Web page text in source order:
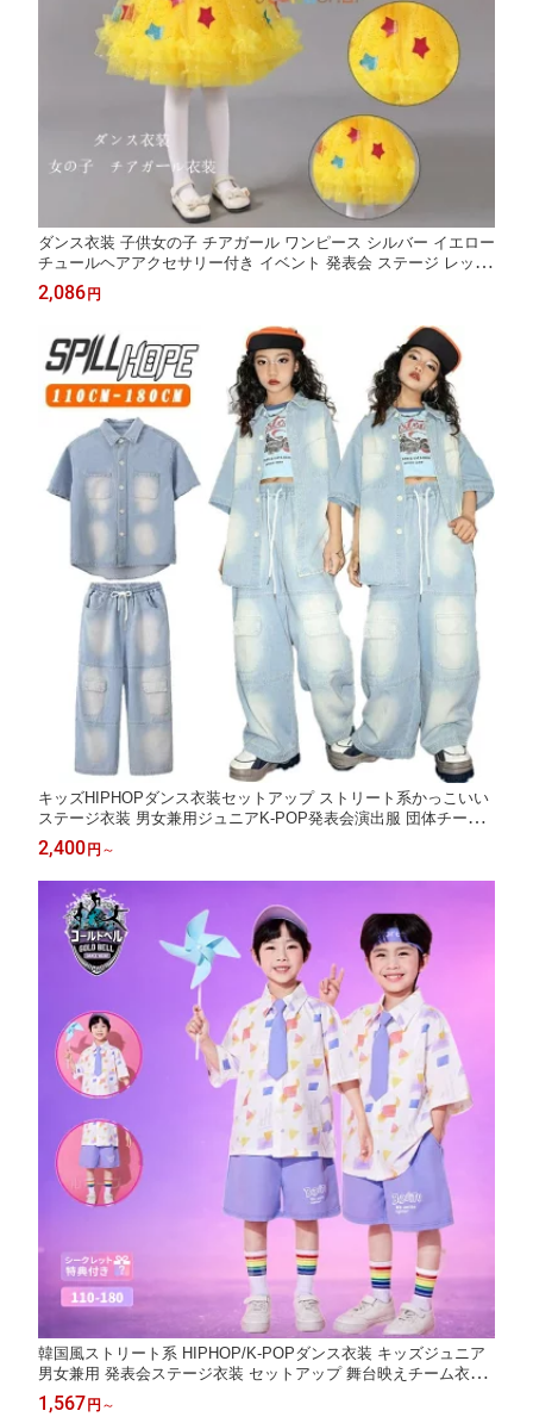
ダンス衣装 子供女の子 チアガール ワンピース シルバー イエロー
チュールヘアアクセサリー付き イベント 発表会 ステージ レッス
ン おしゃれ 可愛い 舞台衣装 団体イベント パーティー 動きやす
い キッズダンスウェア ステージ映えする
2,086円
キッズHIPHOPダンス衣装セットアップ ストリート系かっこいい
ステージ衣装 男女兼用ジュニアK-POP発表会演出服 団体チーム
衣装
2,400円 ～
韓国風ストリート系 HIPHOP/K-POPダンス衣装 キッズジュニア
男女兼用 発表会ステージ衣装 セットアップ 舞台映えチーム衣装
おしゃれ演出服
1,567円 ～